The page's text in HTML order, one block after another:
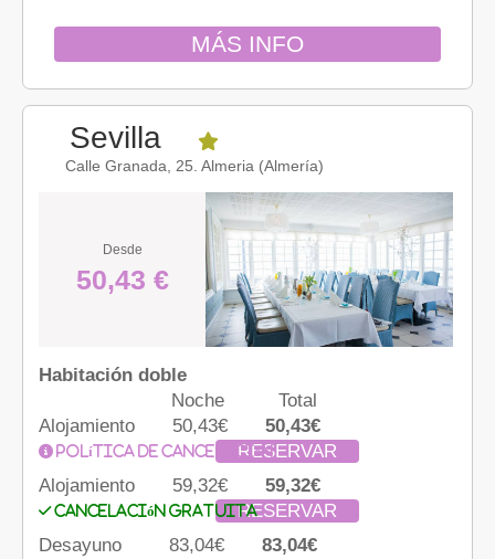
MÁS INFO
Sevilla
Calle Granada, 25. Almeria (Almería)
Desde
50,43 €
Habitación doble
Noche
Total
Alojamiento
50,43€
50,43€
RESERVAR
Política de cancelación
Alojamiento 59,32€
59,32€
RESERVAR
Cancelación gratuita
Desayuno 83,04€
83,04€